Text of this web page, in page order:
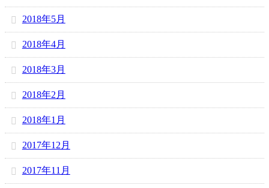
2018年5月
2018年4月
2018年3月
2018年2月
2018年1月
2017年12月
2017年11月